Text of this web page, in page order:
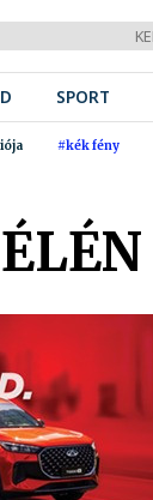
SPORT
#kék fény